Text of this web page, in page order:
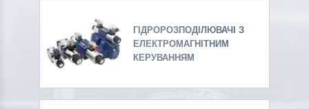
ГІДРОРОЗПОДІЛЮВАЧІ З
ЕЛЕКТРОМАГНІТНИМ
КЕРУВАННЯМ